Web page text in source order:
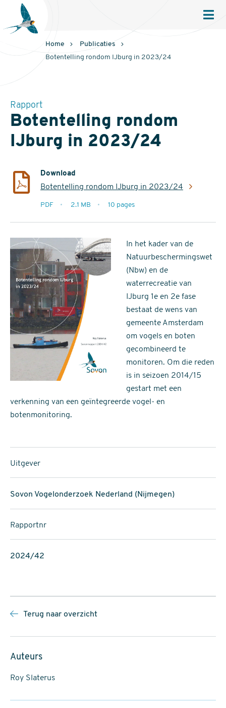
Sovon
Homepage
Home
Publicaties
Botentelling rondom IJburg in 2023/24
Rapport
Botentelling rondom
IJburg in 2023/24
Download
Botentelling rondom IJburg in 2023/24
extensie
PDF
2.1 MB
10 pages
In het kader van de
Natuurbeschermingswet
(Nbw) en de
waterrecreatie van
IJburg 1e en 2e fase
bestaat de wens van
gemeente Amsterdam
om vogels en boten
gecombineerd te
monitoren. Om die reden
is in seizoen 2014/15
gestart met een
verkenning van een geïntegreerde vogel- en
botenmonitoring.
Uitgever
Sovon Vogelonderzoek Nederland (Nijmegen)
Rapportnr
2024/42
Terug naar overzicht
Auteurs
Roy Slaterus